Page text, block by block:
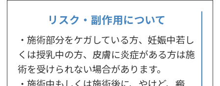
リスク・副作用について
・施術部分をケガしている方、妊娠中若し
くは授乳中の方、皮膚に炎症がある方は施
術を受けられない場合があります。